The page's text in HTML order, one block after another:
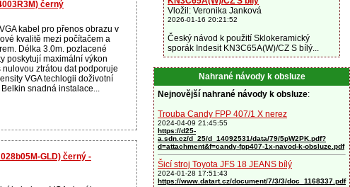
černý
kabel pro přenos obrazu v
kvalitě mezi počítačem a
Délka 3.0m. pozlacené
poskytují maximální výkon
nulovou ztrátou dat podporuje
VGA techlogii doživotní
snadná instalace...
GLD) černý -
Vložil: Veronika Janková
2026-01-16 20:21:52
Český návod k použití Sklokeramický
sporák Indesit KN3C65A(W)/CZ S bílý...
Nahrané návody k obsluze
Nejnovější nahrané návody k obsluze:
Trouba Candy FPP 407/1 X nerez
2024-04-09 21:45:55
https://d25-
a.sdn.cz/d_25/d_14092531/data/79/5pW2PK.pdf?
d=attachment&f=candy-fpp407-1x-navod-k-obsluze.pdf
Šicí stroj Toyota JFS 18 JEANS bílý
2024-01-28 17:51:43
https://www.datart.cz/document/7/3/3/doc_1168337.pdf